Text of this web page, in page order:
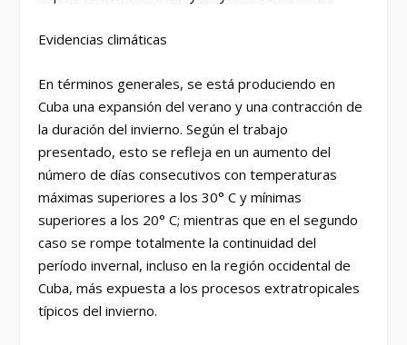
Evidencias climáticas
En términos generales, se está produciendo en
Cuba una expansión del verano y una contracción de
la duración del invierno. Según el trabajo
presentado, esto se refleja en un aumento del
número de días consecutivos con temperaturas
máximas superiores a los 30° C y mínimas
superiores a los 20° C; mientras que en el segundo
caso se rompe totalmente la continuidad del
período invernal, incluso en la región occidental de
Cuba, más expuesta a los procesos extratropicales
típicos del invierno.